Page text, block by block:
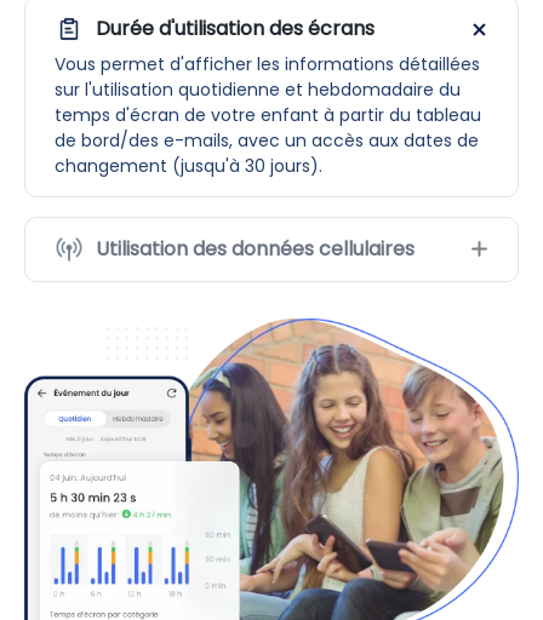
Durée d'utilisation des écrans
Vous permet d'afficher les informations détaillées
sur l'utilisation quotidienne et hebdomadaire du
temps d'écran de votre enfant à partir du tableau
de bord/des e-mails, avec un accès aux dates de
changement (jusqu'à 30 jours).
Utilisation des données cellulaires